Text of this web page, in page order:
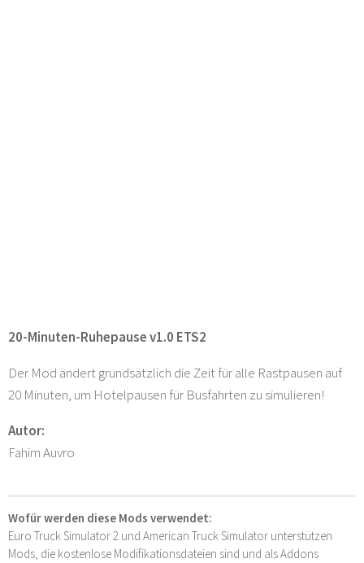
20-Minuten-Ruhepause v1.0 ETS2
Der Mod ändert grundsätzlich die Zeit für alle Rastpausen auf
20 Minuten, um Hotelpausen für Busfahrten zu simulieren!
Autor:
Fahim Auvro
Wofür werden diese Mods verwendet:
Euro Truck Simulator 2 und American Truck Simulator unterstützen
Mods, die kostenlose Modifikationsdateien sind und als Addons